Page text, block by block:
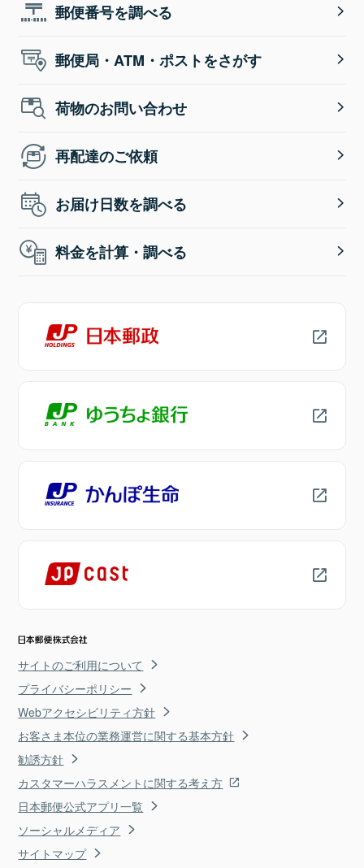
郵便番号を調べる
郵便局・ATM・ポストをさがす
荷物のお問い合わせ
再配達のご依頼
お届け日数を調べる
料金を計算・調べる
サイトのご利用について
プライバシーポリシー
Webアクセシビリティ方針
お客さま本位の業務運営に関する基本方針
勧誘方針
カスタマーハラスメントに関する考え方
日本郵便公式アプリ一覧
ソーシャルメディア
サイトマップ